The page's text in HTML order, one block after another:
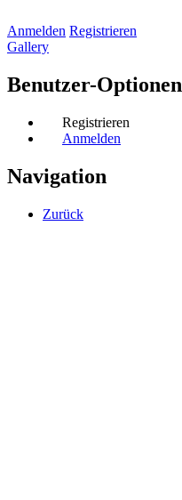
Anmelden Registrieren
Gallery
Benutzer-Optionen
Registrieren
Anmelden
Navigation
Zurück